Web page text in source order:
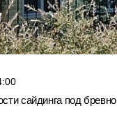
сайдинга под бревно